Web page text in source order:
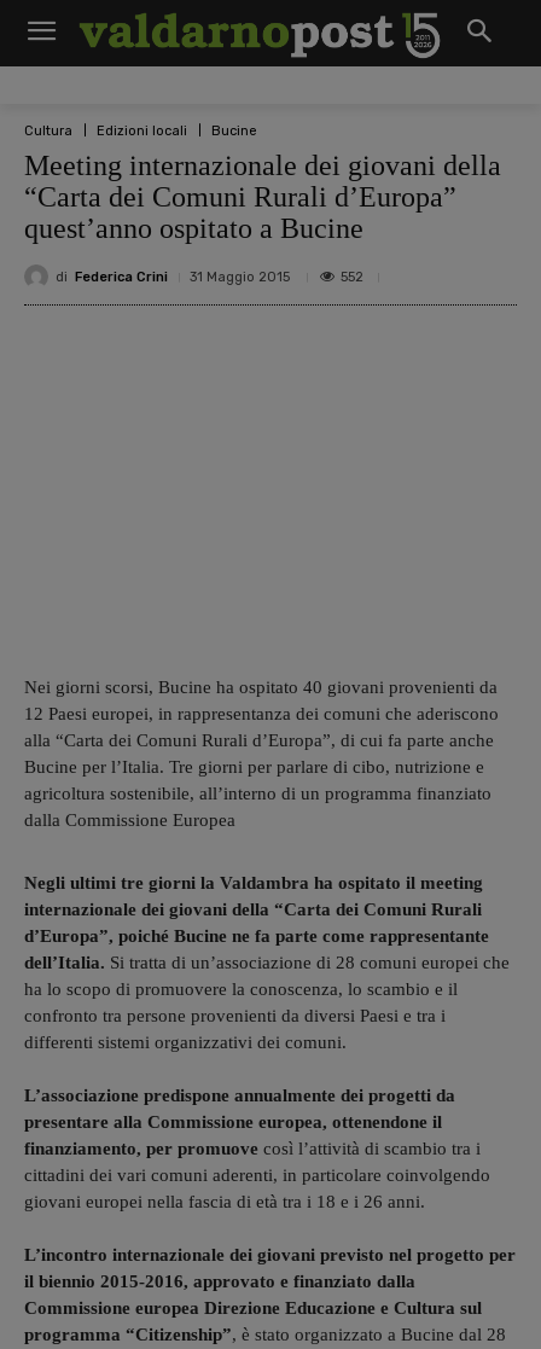
Cultura Edizioni locali Bucine
Meeting internazionale dei giovani della
“Carta dei Comuni Rurali d’Europa”
quest’anno ospitato a Bucine
di Federica Crini 31 Maggio 2015 552
Nei giorni scorsi, Bucine ha ospitato 40 giovani provenienti da
12 Paesi europei, in rappresentanza dei comuni che aderiscono
alla “Carta dei Comuni Rurali d’Europa”, di cui fa parte anche
Bucine per l’Italia. Tre giorni per parlare di cibo, nutrizione e
agricoltura sostenibile, all’interno di un programma finanziato
dalla Commissione Europea
Negli ultimi tre giorni la Valdambra ha ospitato il meeting
internazionale dei giovani della “Carta dei Comuni Rurali
d’Europa”, poiché Bucine ne fa parte come rappresentante
dell’Italia. Si tratta di un’associazione di 28 comuni europei che
ha lo scopo di promuovere la conoscenza, lo scambio e il
confronto tra persone provenienti da diversi Paesi e tra i
differenti sistemi organizzativi dei comuni.
L’associazione predispone annualmente dei progetti da
presentare alla Commissione europea, ottenendone il
finanziamento, per promuove così l’attività di scambio tra i
cittadini dei vari comuni aderenti, in particolare coinvolgendo
giovani europei nella fascia di età tra i 18 e i 26 anni.
L’incontro internazionale dei giovani previsto nel progetto per
il biennio 2015-2016, approvato e finanziato dalla
Commissione europea Direzione Educazione e Cultura sul
programma “Citizenship”, è stato organizzato a Bucine dal 28